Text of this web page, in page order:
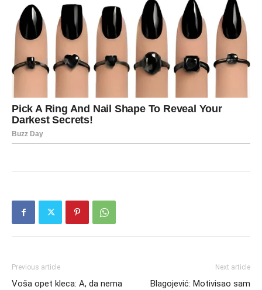
Previous article
Voša opet kleca: A, da nema
Next article
Blagojević: Motivisao sam